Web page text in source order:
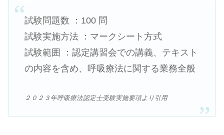
試験問題数 ：100 問
試験実施方法 ：マークシート方式
試験範囲 ：認定講習会での講義、テキスト
の内容を含め、呼吸療法に関する業務全般
２０２３年呼吸療法認定士受験実施要項より引用